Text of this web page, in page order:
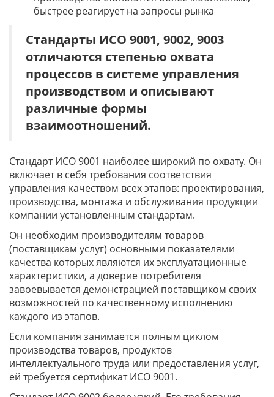
быстрее реагирует на запросы рынка
Стандарты ИСО 9001, 9002, 9003
отличаются степенью охвата
процессов в системе управления
производством и описывают
различные формы
взаимоотношений.
Стандарт ИСО 9001 наиболее широкий по охвату. Он
включает в себя требования соответствия
управления качеством всех этапов: проектирования,
производства, монтажа и обслуживания продукции
компании установленным стандартам.
Он необходим производителям товаров
(поставщикам услуг) основными показателями
качества которых являются их эксплуатационные
характеристики, а доверие потребителя
завоевывается демонстрацией поставщиком своих
возможностей по качественному исполнению
каждого из этапов.
Если компания занимается полным циклом
производства товаров, продуктов
интеллектуального труда или предоставления услуг,
ей требуется сертификат ИСО 9001.